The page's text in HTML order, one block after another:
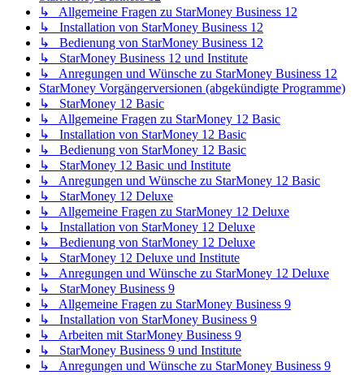
↳ Allgemeine Fragen zu StarMoney Business 12
↳ Installation von StarMoney Business 12
↳ Bedienung von StarMoney Business 12
↳ StarMoney Business 12 und Institute
↳ Anregungen und Wünsche zu StarMoney Business 12
StarMoney Vorgängerversionen (abgekündigte Programme)
↳ StarMoney 12 Basic
↳ Allgemeine Fragen zu StarMoney 12 Basic
↳ Installation von StarMoney 12 Basic
↳ Bedienung von StarMoney 12 Basic
↳ StarMoney 12 Basic und Institute
↳ Anregungen und Wünsche zu StarMoney 12 Basic
↳ StarMoney 12 Deluxe
↳ Allgemeine Fragen zu StarMoney 12 Deluxe
↳ Installation von StarMoney 12 Deluxe
↳ Bedienung von StarMoney 12 Deluxe
↳ StarMoney 12 Deluxe und Institute
↳ Anregungen und Wünsche zu StarMoney 12 Deluxe
↳ StarMoney Business 9
↳ Allgemeine Fragen zu StarMoney Business 9
↳ Installation von StarMoney Business 9
↳ Arbeiten mit StarMoney Business 9
↳ StarMoney Business 9 und Institute
↳ Anregungen und Wünsche zu StarMoney Business 9